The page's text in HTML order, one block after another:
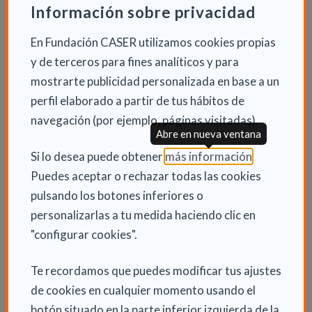
Información sobre privacidad
En Fundación CASER utilizamos cookies propias
y de terceros para fines analíticos y para
mostrarte publicidad personalizada en base a un
perfil elaborado a partir de tus hábitos de
navegación (por ejemplo, páginas visitadas).
Si lo desea puede obtener más información
Puedes aceptar o rechazar todas las cookies
pulsando los botones inferiores o
personalizarlas a tu medida haciendo clic en
"configurar cookies".
Te recordamos que puedes modificar tus ajustes
de cookies en cualquier momento usando el
Abre en nueva ventana
colaboración con la Universidad de La Rioja. Así, el
Gobierno de La Rioja mantiene su apuesta de acercar
la cultura universitaria a las personas mayores
ofreciéndoles una respuesta a sus inquietudes
intelectuales. La Universidad de la Experiencia se ha
convertido en un elemento socializador con el que el
colectivo de personas mayores puede combatir el
aislamiento y la soledad no deseada.
El éxito de esta iniciativa ha replicado la Universidad
de la Experiencia en diferentes municipios de La Rioja
garantizando así la igualdad de oportunidades para
las personas mayores que residen en el ámbito rural.
de la Experiencia con 21.042 euros. La Universidad de
la Experiencia está presente en Logroño, Arnedo,